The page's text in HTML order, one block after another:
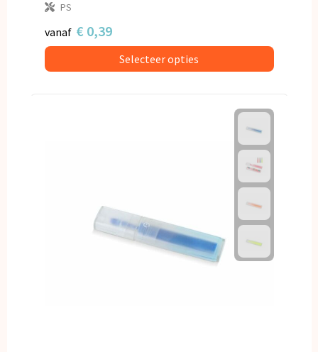
PS
vanaf € 0,39
Selecteer opties